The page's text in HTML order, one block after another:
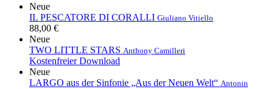
Neue
IL PESCATORE DI CORALLI Giuliano Vitiello
88,00 €
Neue
TWO LITTLE STARS Anthony Camilleri
Kostenfreier Download
Neue
LARGO aus der Sinfonie „Aus der Neuen Welt“ Antonin